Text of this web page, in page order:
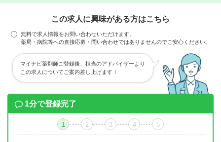
この求人に興味がある方はこちら
無料で求人情報をお問い合わせいただけます。
薬局・病院等への直接応募・問い合わせではありませんのでご安心ください。
マイナビ薬剤師ご登録後、担当のアドバイザーより
この求人についてご案内差し上げます！
1分で登録完了
1 2 3 4 5